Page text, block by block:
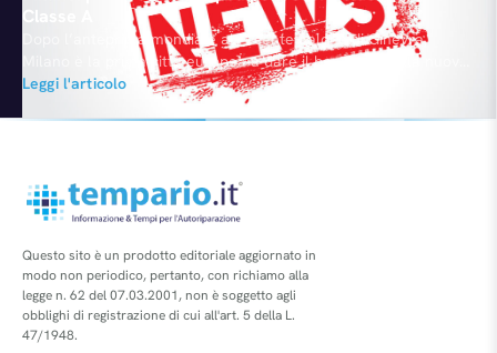
Classe A
Dopo l’anteprima mondiale al recente Salone di Ginevra,
Milano è la prima città europea a dare il benvenuto alla nuova
generazione della Mercedes Classe A. L’esordio avverrà
ufficialmente nei prossimi giorni in occasione della Settimana
del Mobile di Milano durante la quale Mercedes sarà partner
Leggi l'articolo
Questo sito è un prodotto editoriale aggiornato in
modo non periodico, pertanto, con richiamo alla
legge n. 62 del 07.03.2001, non è soggetto agli
obblighi di registrazione di cui all'art. 5 della L.
47/1948.